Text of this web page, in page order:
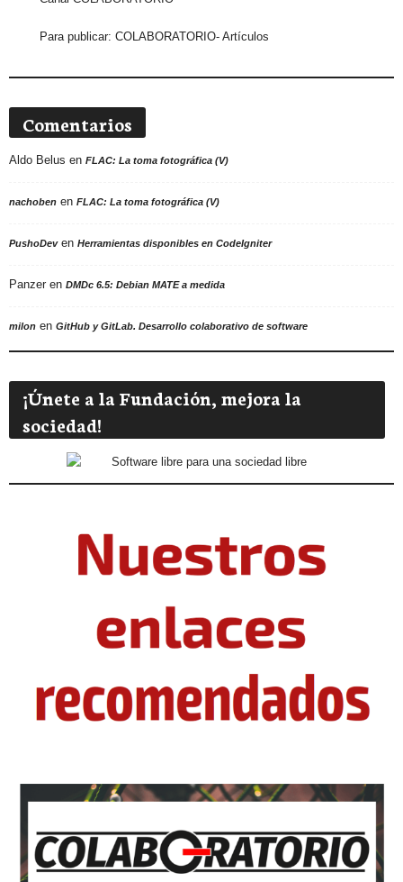
Para publicar:COLABORATORIO- Artículos
Comentarios
Aldo Belus en FLAC: La toma fotográfica (V)
nachoben en FLAC: La toma fotográfica (V)
PushoDeven Herramientas disponibles en CodeIgniter
Panzer en DMDc 6.5: Debian MATE a medida
milon en GitHub y GitLab. Desarrollo colaborativo de software
¡Únete a la Fundación, mejora la
sociedad!